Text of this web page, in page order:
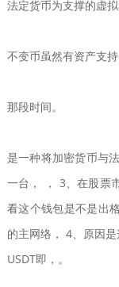
法定货币为支撑的虚
不变币虽然有资产支
那段时间。
是一种将加密货币与
一台， ， 3、在股票
看这个钱包是不是出
的主网络， 4、原因
USDT即，。